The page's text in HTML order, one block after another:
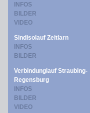
INFOS
BILDER
VIDEO
Sindisolauf Zeitlarn
INFOS
BILDER
Verbindunglauf Straubing-
Regensburg
INFOS
BILDER
VIDEO